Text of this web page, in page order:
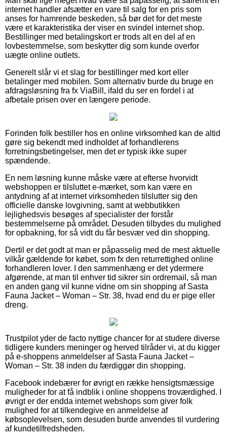
internet handler afsætter en vare til salg for en pris som
anses for hamrende beskeden, så bør det for det meste
være et karakteristika der viser en svindel internet shop.
Bestillinger med betalingskort er trods alt en del af en
lovbestemmelse, som beskytter dig som kunde overfor
uægte online outlets.
Generelt slår vi et slag for bestillinger med kort eller
betalinger med mobilen. Som alternativ burde du bruge en
afdragsløsning fra fx ViaBill, ifald du ser en fordel i at
afbetale prisen over en længere periode.
Forinden folk bestiller hos en online virksomhed kan de altid
gøre sig bekendt med indholdet af forhandlerens
forretningsbetingelser, men det er typisk ikke super
spændende.
En nem løsning kunne måske være at efterse hvorvidt
webshoppen er tilsluttet e-mærket, som kan være en
antydning af at internet virksomheden tilslutter sig den
officielle danske lovgivning, samt at webbutikken
lejlighedsvis besøges af specialister der forstår
bestemmelserne på området. Desuden tilbydes du mulighed
for opbakning, for så vidt du får besvær ved din shopping.
Dertil er det godt at man er påpasselig med de mest aktuelle
vilkår gældende for købet, som fx den returrettighed online
forhandleren lover. I den sammenhæng er det ydermere
afgørende, at man til enhver tid sikrer sin ordremail, så man
en anden gang vil kunne vidne om sin shopping af Sasta
Fauna Jacket – Woman – Str. 38, hvad end du er pige eller
dreng.
Trustpilot yder de facto nyttige chancer for at studere diverse
tidligere kunders meninger og herved tilråder vi, at du kigger
på e-shoppens anmeldelser af Sasta Fauna Jacket –
Woman – Str. 38 inden du færdiggør din shopping.
Facebook indebærer for øvrigt en række hensigtsmæssige
muligheder for at få indblik i online shoppens troværdighed. I
øvrigt er der endda internet webshops som giver folk
mulighed for at tilkendegive en anmeldelse af
købsoplevelsen, som desuden burde anvendes til vurdering
af kundetilfredsheden.